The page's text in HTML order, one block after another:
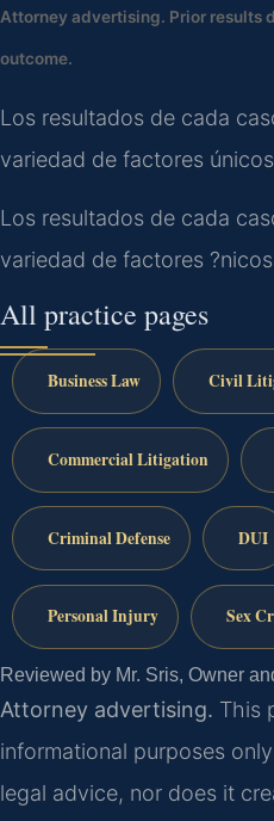
Attorney advertising. Prior results
outcome.
Los resultados de cada
variedad de factores
Los resultados de cada
variedad de factores
All practice pages
Business Law Civil
Commercial Litigation
Criminal Defense DUI
Personal Injury Sex
Reviewed by Mr. Sris, Owner
Attorney advertising. This
informational purposes
legal advice, nor does it